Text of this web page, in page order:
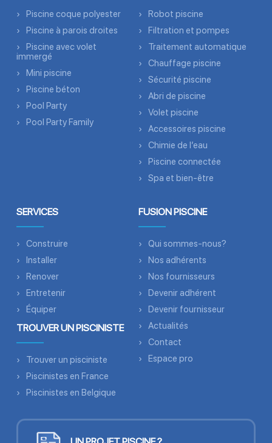
Piscine coque polyester
Piscine à parois droites
Piscine avec volet
immergé
Mini piscine
Piscine béton
Pool Party
Pool Party Family
Robot piscine
Filtration et pompes
Traitement automatique
Chauffage piscine
Sécurité piscine
Abri de piscine
Volet piscine
Accessoires piscine
Chimie de l’eau
Piscine connectée
Spa et bien-être
SERVICES
Construire
Installer
Renover
Entretenir
Équiper
TROUVER UN PISCINISTE
Trouver un pisciniste
Piscinistes en France
Piscinistes en Belgique
FUSION PISCINE
Qui sommes-nous?
Nos adhérents
Nos fournisseurs
Devenir adhérent
Devenir fournisseur
Actualités
Contact
Espace pro